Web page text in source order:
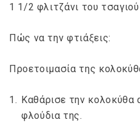
1 1/2 φλιτζάνι του
Πώς να την φτιάξεις:
Προετοιμασία της
Καθάρισε την
φλούδια της.